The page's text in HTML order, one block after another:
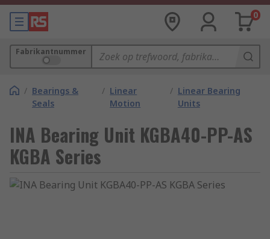
0
Fabrikantnummer
/ Bearings &
Seals
/ Linear
Motion
/ Linear Bearing
Units
INA Bearing Unit KGBA40-PP-AS
KGBA Series